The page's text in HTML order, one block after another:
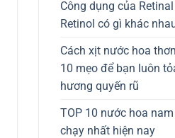
Công dụng của
Retinol có gì khác
Cách xịt nước hoa
10 mẹo để bạn luôn
hương quyến rũ
TOP 10 nước hoa
chạy nhất hiện nay